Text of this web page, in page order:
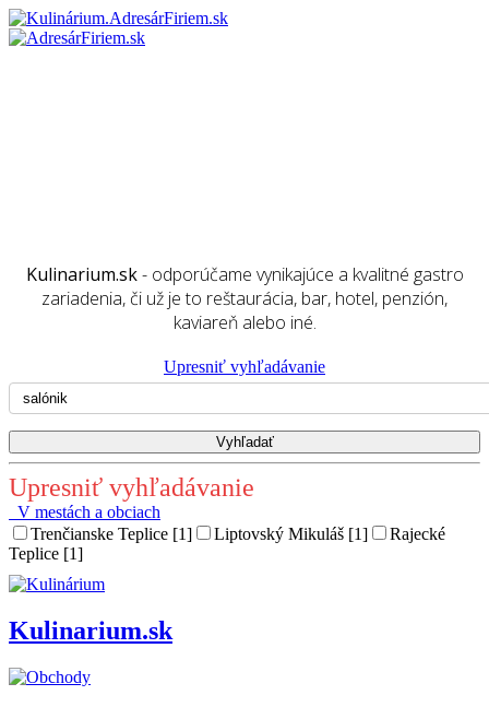
Kulinarium.sk- odporúčame vynikajúce a kvalitné gastro
zariadenia, či už je to reštaurácia, bar, hotel, penzión,
kaviareň alebo iné.
Upresniť vyhľadávanie
Upresniť vyhľadávanie
V mestách a obciach
Trenčianske Teplice [1]
Liptovský Mikuláš [1]
Rajecké
Teplice [1]
Kulinarium.sk